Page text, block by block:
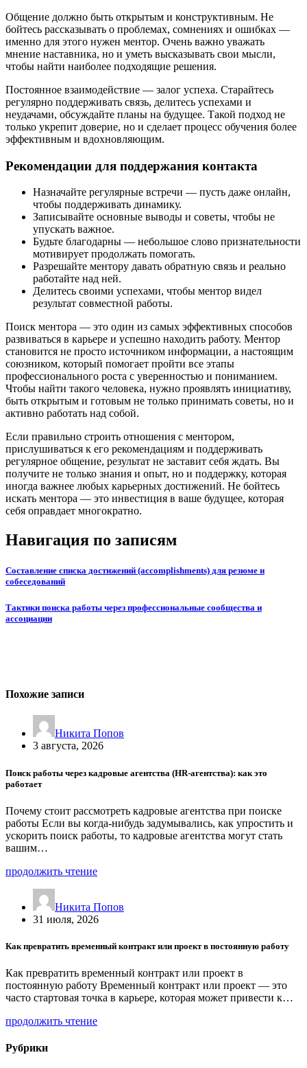
Общение должно быть открытым и конструктивным. Не
бойтесь рассказывать о проблемах, сомнениях и ошибках —
именно для этого нужен ментор. Очень важно уважать
мнение наставника, но и уметь высказывать свои мысли,
чтобы найти наиболее подходящие решения.
Постоянное взаимодействие — залог успеха. Старайтесь
регулярно поддерживать связь, делитесь успехами и
неудачами, обсуждайте планы на будущее. Такой подход не
только укрепит доверие, но и сделает процесс обучения более
эффективным и вдохновляющим.
Рекомендации для поддержания контакта
Назначайте регулярные встречи — пусть даже онлайн,
чтобы поддерживать динамику.
Записывайте основные выводы и советы, чтобы не
упускать важное.
Будьте благодарны — небольшое слово признательности
мотивирует продолжать помогать.
Разрешайте ментору давать обратную связь и реально
работайте над ней.
Делитесь своими успехами, чтобы ментор видел
результат совместной работы.
Поиск ментора — это один из самых эффективных способов
развиваться в карьере и успешно находить работу. Ментор
становится не просто источником информации, а настоящим
союзником, который помогает пройти все этапы
профессионального роста с уверенностью и пониманием.
Чтобы найти такого человека, нужно проявлять инициативу,
быть открытым и готовым не только принимать советы, но и
активно работать над собой.
Если правильно строить отношения с ментором,
прислушиваться к его рекомендациям и поддерживать
регулярное общение, результат не заставит себя ждать. Вы
получите не только знания и опыт, но и поддержку, которая
иногда важнее любых карьерных достижений. Не бойтесь
искать ментора — это инвестиция в ваше будущее, которая
себя оправдает многократно.
Навигация по записям
Составление списка достижений (accomplishments) для резюме и
собеседований
Тактики поиска работы через профессиональные сообщества и
ассоциации
Похожие записи
Никита Попов
3 августа, 2026
Поиск работы через кадровые агентства (HR-агентства): как это
работает
Почему стоит рассмотреть кадровые агентства при поиске
работы Если вы когда-нибудь задумывались, как упростить и
ускорить поиск работы, то кадровые агентства могут стать
вашим…
продолжить чтение
Никита Попов
31 июля, 2026
Как превратить временный контракт или проект в постоянную работу
Как превратить временный контракт или проект в
постоянную работу Временный контракт или проект — это
часто стартовая точка в карьере, которая может привести к…
продолжить чтение
Рубрики